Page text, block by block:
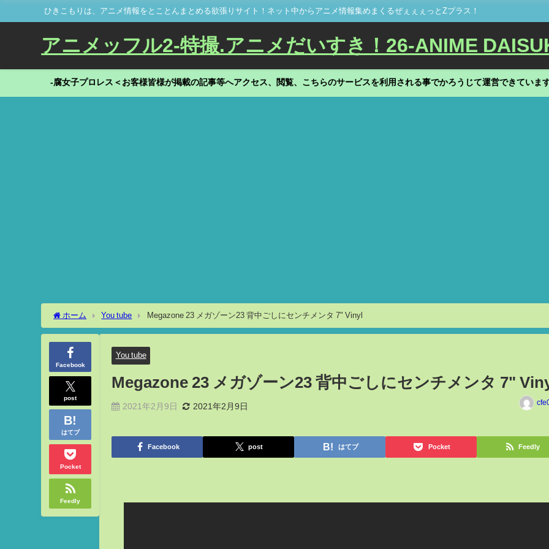
ひきこもりは、アニメ情報をとことんまとめる欲張りサイト！ネット中からアニメ情報集めまくるぜぇぇぇっとZプラス！
アニメッフル2-特撮.アニメだいすき！26-ANIME
-腐女子プロレス＜お客様皆様が掲載の記事等へアクセス、閲覧、こちらのサービスを利用される事でかろうじて運営できていま
ホーム You tube Megazone 23 メガゾーン23 背中ごしにセンチメンタ 7" Vinyl
Facebook
post
はてブ
Pocket
Feedly
You tube
Megazone 23 メガゾーン23 背中ごしにセンチメンタ 7"
2021年2月9日 2021年2月9日
Facebook post はてブ Pocket Feedly